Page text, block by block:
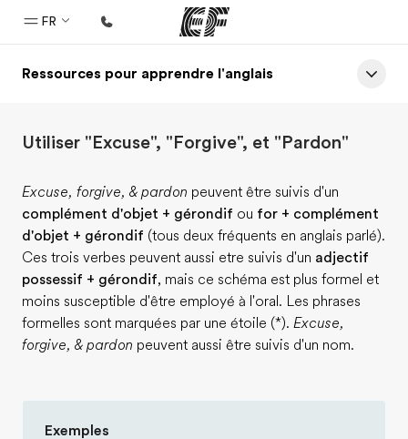
FR
Accueil
Programmes
Bureaux
Trouver un bureau
A propos de nous
Qui sommes-nous ?
EF recrute
Ressources pour apprendre l'anglais
Utiliser "Excuse", "Forgive", et "Pardon"
Excuse, forgive, & pardon peuvent être suivis d'un
complément d'objet + gérondif ou for + complément
d'objet + gérondif (tous deux fréquents en anglais parlé).
Ces trois verbes peuvent aussi etre suivis d'un adjectif
possessif + gérondif, mais ce schéma est plus formel et
moins susceptible d'être employé à l'oral. Les phrases
formelles sont marquées par une étoile (*). Excuse,
forgive, & pardon peuvent aussi être suivis d'un nom.
Exemples